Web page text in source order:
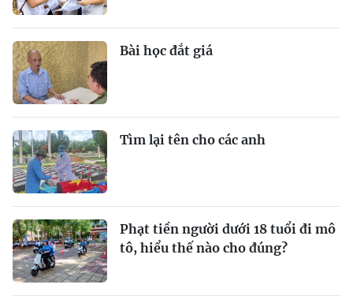
Bài học đắt giá
Tìm lại tên cho các anh
Phạt tiền người dưới 18 tuổi đi mô
tô, hiểu thế nào cho đúng?